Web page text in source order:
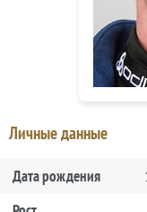
Личные данные
Дата рождения